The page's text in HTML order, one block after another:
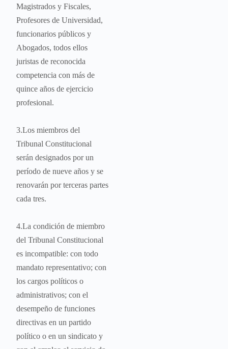
Magistrados y Fiscales,
Profesores de Universidad,
funcionarios públicos y
Abogados, todos ellos
juristas de reconocida
competencia con más de
quince años de ejercicio
profesional.
3.Los miembros del
Tribunal Constitucional
serán designados por un
período de nueve años y se
renovarán por terceras partes
cada tres.
4.La condición de miembro
del Tribunal Constitucional
es incompatible: con todo
mandato representativo; con
los cargos políticos o
administrativos; con el
desempeño de funciones
directivas en un partido
político o en un sindicato y